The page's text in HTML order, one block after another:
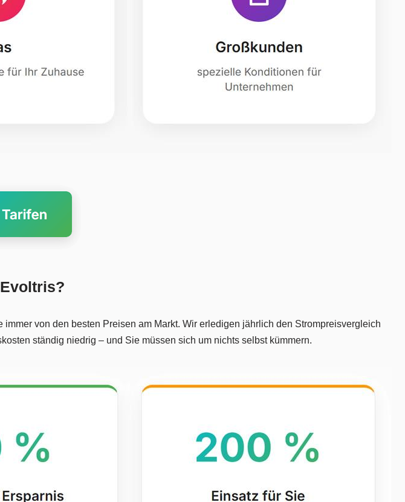
von den besten Preisen am Markt. Wir erledigen jährlich den Strompreisvergleich
ständig niedrig – und Sie müssen sich um nichts selbst kümmern.